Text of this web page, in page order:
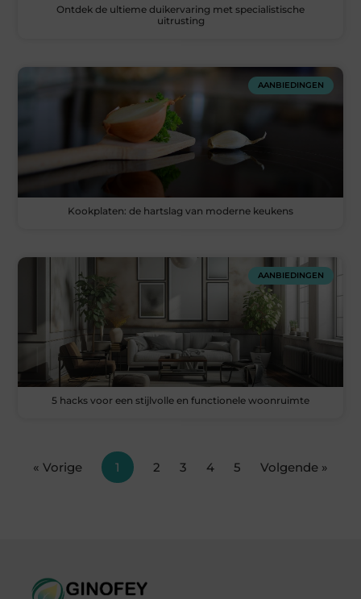
Ontdek de ultieme duikervaring met specialistische
uitrusting
AANBIEDINGEN
Kookplaten: de hartslag van moderne keukens
AANBIEDINGEN
5 hacks voor een stijlvolle en functionele woonruimte
« Vorige 1 2 3 4 5 Volgende »